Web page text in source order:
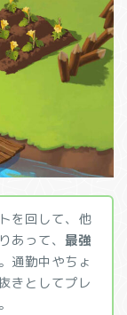
を回して、他
あって、 最強
通勤中やちょ
きとしてプレ